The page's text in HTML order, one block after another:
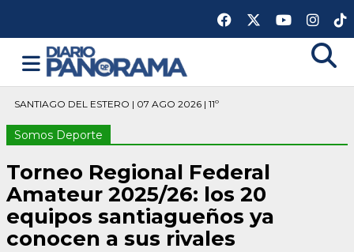
SANTIAGO DEL ESTERO | 07 AGO 2026 | 11º
Somos Deporte
Torneo Regional Federal
Amateur 2025/26: los 20
equipos santiagueños ya
conocen a sus rivales